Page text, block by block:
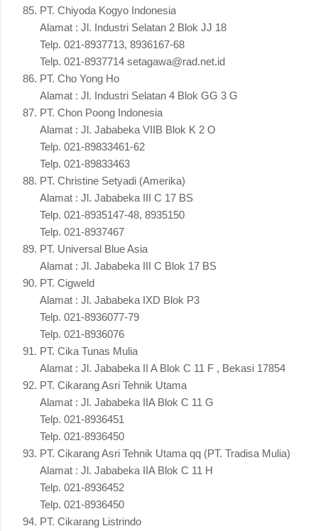
PT. Chiyoda Kogyo Indonesia
Alamat : Jl. Industri Selatan 2 Blok JJ 18
Telp. 021-8937713, 8936167-68
Telp. 021-8937714 setagawa@rad.net.id
PT. Cho Yong Ho
Alamat : Jl. Industri Selatan 4 Blok GG 3 G
PT. Chon Poong Indonesia
Alamat : Jl. Jababeka VIIB Blok K 2 O
Telp. 021-89833461-62
Telp. 021-89833463
PT. Christine Setyadi (Amerika)
Alamat : Jl. Jababeka III C 17 BS
Telp. 021-8935147-48, 8935150
Telp. 021-8937467
PT. Universal Blue Asia
Alamat : Jl. Jababeka III C Blok 17 BS
PT. Cigweld
Alamat : Jl. Jababeka IXD Blok P3
Telp. 021-8936077-79
Telp. 021-8936076
PT. Cika Tunas Mulia
Alamat : Jl. Jababeka II A Blok C 11 F , Bekasi 17854
PT. Cikarang Asri Tehnik Utama
Alamat : Jl. Jababeka IIA Blok C 11 G
Telp. 021-8936451
Telp. 021-8936450
PT. Cikarang Asri Tehnik Utama qq (PT. Tradisa Mulia)
Alamat : Jl. Jababeka IIA Blok C 11 H
Telp. 021-8936452
Telp. 021-8936450
PT. Cikarang Listrindo